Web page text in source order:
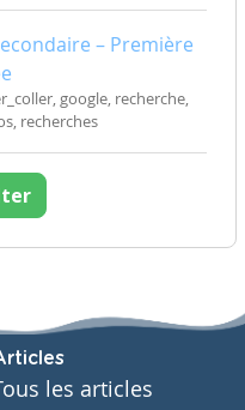
– Première
google, recherche,
recherches
les articles